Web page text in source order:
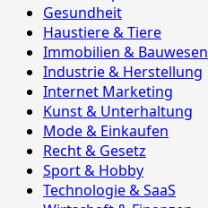
Gesundheit
Haustiere & Tiere
Immobilien & Bauwesen
Industrie & Herstellung
Internet Marketing
Kunst & Unterhaltung
Mode & Einkaufen
Recht & Gesetz
Sport & Hobby
Technologie & SaaS